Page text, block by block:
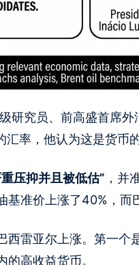
研究员、前高盛首席
率，他认为这是货币的
压抑并且被低估” ，并
准价上涨了40%，而
西雷亚尔上涨。第一个
高收益货币。